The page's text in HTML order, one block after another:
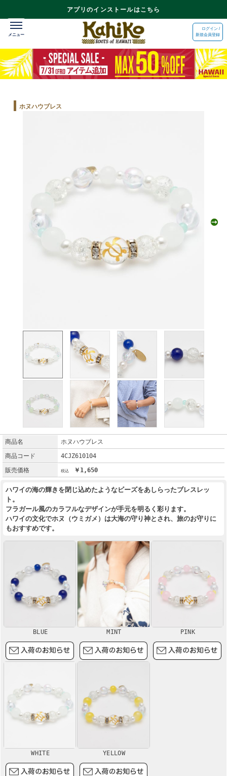
アプリのインストールはこちら
ログイン /
新規会員登録
ホヌハウブレス
商品名
ホヌハウブレス
商品コード
4CJZ610104
販売価格
￥1,650
ハワイの海の輝きを閉じ込めたようなビーズをあしらったブレスレッ
ト。
フラガール風のカラフルなデザインが手元を明るく彩ります。
ハワイの文化でホヌ（ウミガメ）は大海の守り神とされ、旅のお守りに
もおすすめです。
BLUE MINT PINK
WHITE YELLOW